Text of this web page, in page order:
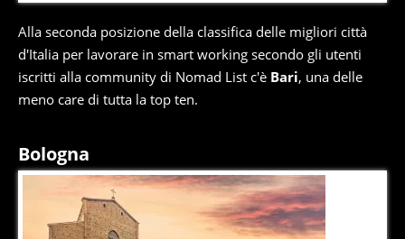
Alla seconda posizione della classifica delle migliori città
d'Italia per lavorare in smart working secondo gli utenti
iscritti alla community di Nomad List c'è Bari, una delle
meno care di tutta la top ten.
Bologna